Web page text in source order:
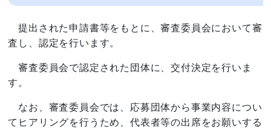
提出された申請書等をもとに、審査委員会において審
査し、認定を行います。
審査委員会で認定された団体に、交付決定を行いま
す。
なお、審査委員会では、応募団体から事業内容につい
てヒアリングを行うため、代表者等の出席をお願いする